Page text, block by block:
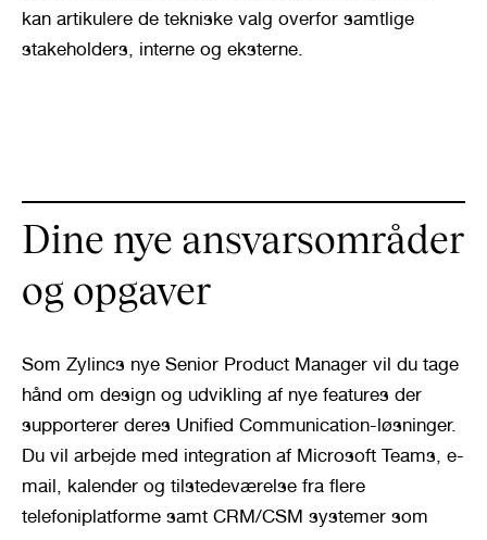
kan artikulere de tekniske valg overfor samtlige
stakeholders, interne og eksterne.
Dine nye ansvarsområder
og opgaver
Som Zylincs nye Senior Product Manager vil du tage
hånd om design og udvikling af nye features der
supporterer deres Unified Communication-løsninger.
Du vil arbejde med integration af Microsoft Teams, e-
mail, kalender og tilstedeværelse fra flere
telefoniplatforme samt CRM/CSM systemer som